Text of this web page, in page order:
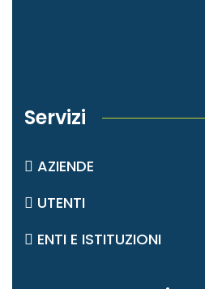
Servizi
AZIENDE
UTENTI
ENTI E ISTITUZIONI